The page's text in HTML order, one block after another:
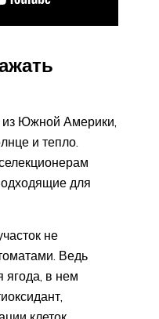
Южной Америки,
и тепло.
для
не
Ведь
ягода, в нем